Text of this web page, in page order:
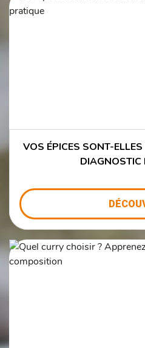
VOS ÉPICES SONT-
DIAGNOSTIC